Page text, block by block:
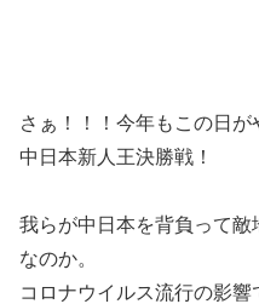
さぁ！！！今年もこの日が
中日本新人王決勝戦！
我らが中日本を背負って
なのか。
コロナウイルス流行の影